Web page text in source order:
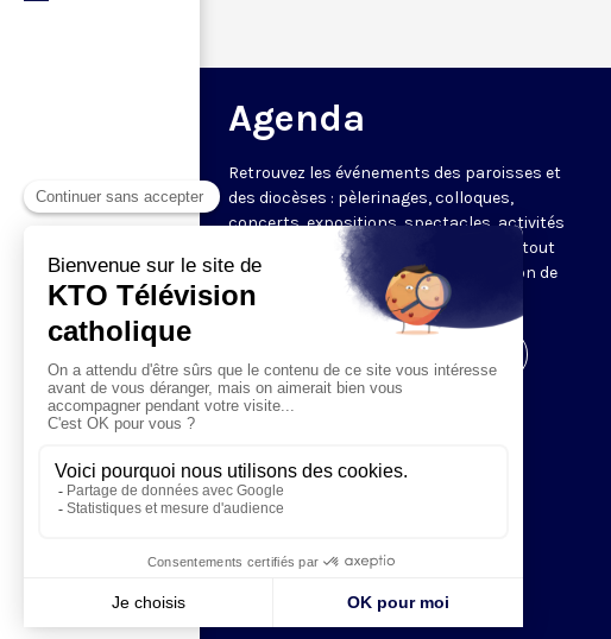
Agenda
Retrouvez les événements des paroisses et
des diocèses : pèlerinages, colloques,
concerts, expositions, spectacles, activités
pour les enfants. Des rendez-vous partout
en France sélectionnés par la rédaction de
KTO.